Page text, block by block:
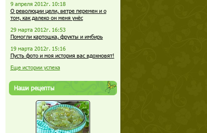
9 апреля 2012г. 10:18
О революции цели, ветре перемен и о
том, как далеко он меня унёс
29 марта 2012г. 16:53
Помогли картошка, фрукты и имбирь
19 марта 2012г. 15:16
Пусть фото и моя история вас вдохновят!
Еще истории успеха
Наши рецепты